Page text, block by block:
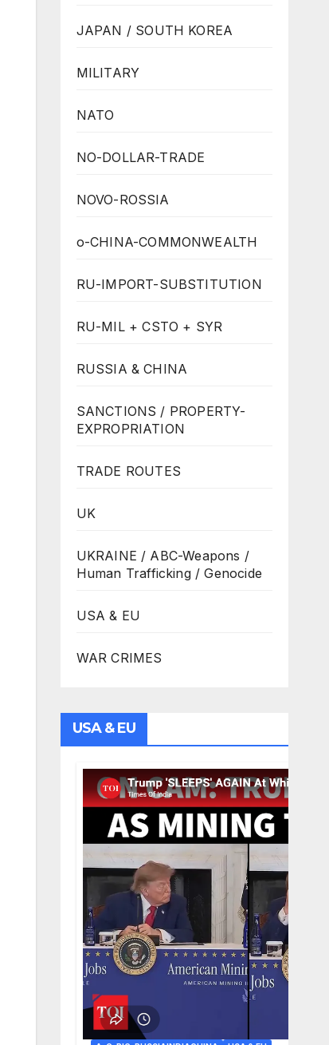
JAPAN / SOUTH KOREA
MILITARY
NATO
NO-DOLLAR-TRADE
NOVO-ROSSIA
o-CHINA-COMMONWEALTH
RU-IMPORT-SUBSTITUTION
RU-MIL + CSTO + SYR
RUSSIA & CHINA
SANCTIONS / PROPERTY-
EXPROPRIATION
TRADE ROUTES
UK
UKRAINE / ABC-Weapons /
Human Trafficking / Genocide
USA & EU
WAR CRIMES
USA & EU